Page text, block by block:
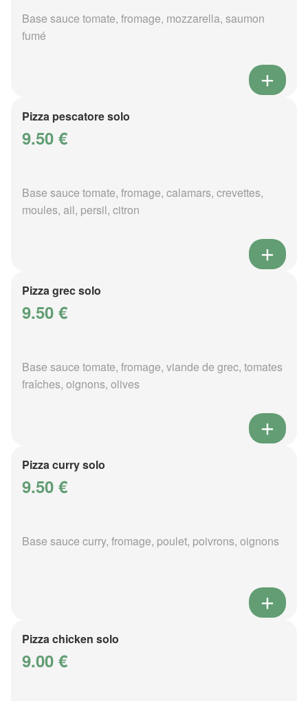
Base sauce tomate, fromage, mozzarella, saumon
fumé
Pizza pescatore solo
9.50 €
Base sauce tomate, fromage, calamars, crevettes,
moules, ail, persil, citron
Pizza grec solo
9.50 €
Base sauce tomate, fromage, viande de grec, tomates
fraîches, oignons, olives
Pizza curry solo
9.50 €
Base sauce curry, fromage, poulet, poivrons, oignons
Pizza chicken solo
9.00 €